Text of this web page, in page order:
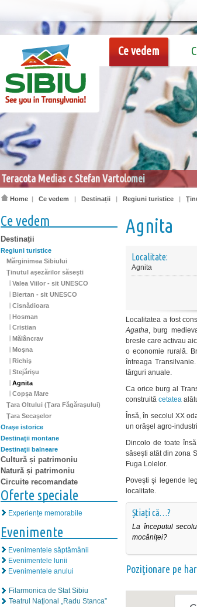
Ce vedem
Teracota Medias c Stefan Vartolomei
Home | Ce vedem | Destinații | Regiuni turistice |
Ce vedem
Destinații
Regiuni turistice
Mărginimea Sibiului
Ţinutul aşezărilor săseşti
Valea Viilor - sit UNESCO
Biertan - sit UNESCO
Cisnădioara
Hosman
Cristian
Mălâncrav
Moşna
Richiş
Stejărişu
Agnita
Copșa Mare
Ţara Oltului (Ţara Făgăraşului)
Ţara Secaşelor
Oraşe istorice
Destinaţii montane
Destinaţii balneare
Cultură și patrimoniu
Natură și patrimoniu
Circuite recomandate
Oferte speciale
Experiențe memorabile
Evenimente
Evenimentele săptămânii
Evenimentele lunii
Evenimentele anului
Filarmonica de Stat Sibiu
Teatrul Naţional „Radu Stanca”
Agnita
Localitate:
Agnita
Localitatea a fost
Agatha, burg
bresle care activau
o economie rurală.
întreaga
târguri anuale.
Ca orice burg al
construită cetatea
Însă, în secolul XX
un orăşel agro-
Dincolo de toate
săseşti atât din zona
Fuga Lolelor.
Poveşti şi legende
localitate.
Știați că…?
La începutul
mocăniţei?
Poziţionare pe